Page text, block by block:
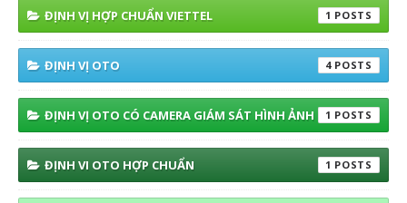
ĐỊNH VỊ HỢP CHUẨN VIETTEL 1
ĐỊNH VỊ OTO 4
ĐỊNH VỊ OTO CÓ CAMERA GIÁM SÁT HÌNH ẢNH 1
ĐỊNH VI OTO HỢP CHUẨN 1